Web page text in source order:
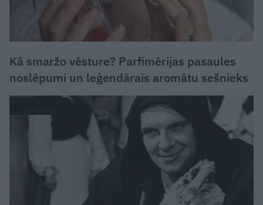
Kā smaržo vēsture? Parfimērijas pasaules
noslēpumi un leģendārais aromātu sešnieks